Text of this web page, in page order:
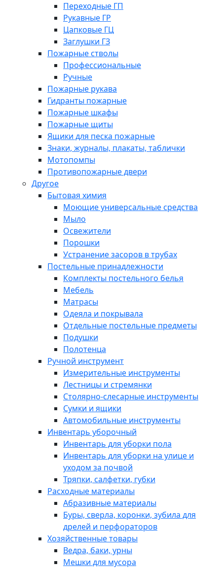
Переходные ГП
Рукавные ГР
Цапковые ГЦ
Заглушки ГЗ
Пожарные стволы
Профессиональные
Ручные
Пожарные рукава
Гидранты пожарные
Пожарные шкафы
Пожарные щиты
Ящики для песка пожарные
Знаки, журналы, плакаты, таблички
Мотопомпы
Противопожарные двери
Другое
Бытовая химия
Моющие универсальные средства
Мыло
Освежители
Порошки
Устранение засоров в трубах
Постельные принадлежности
Комплекты постельного белья
Мебель
Матрасы
Одеяла и покрывала
Отдельные постельные предметы
Подушки
Полотенца
Ручной инструмент
Измерительные инструменты
Лестницы и стремянки
Столярно-слесарные инструменты
Сумки и ящики
Автомобильные инструменты
Инвентарь уборочный
Инвентарь для уборки пола
Инвентарь для уборки на улице и
уходом за почвой
Тряпки, салфетки, губки
Расходные материалы
Абразивные материалы
Буры, сверла, коронки, зубила для
дрелей и перфораторов
Хозяйственные товары
Ведра, баки, урны
Мешки для мусора